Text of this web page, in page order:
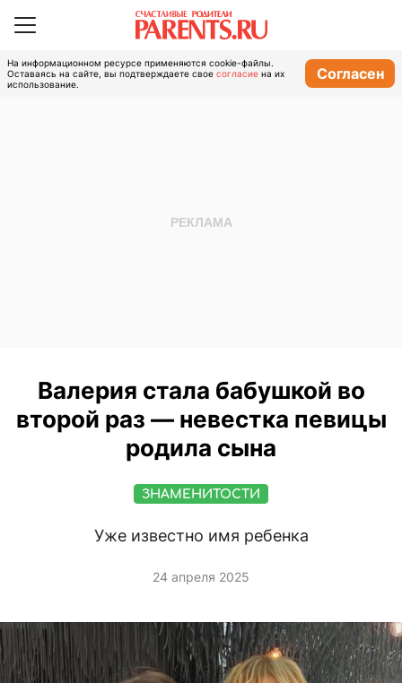
На информационном ресурсе применяются cookie-файлы.
Оставаясь на сайте, вы подтверждаете свое согласие на их
использование.
Согласен
Валерия стала бабушкой во
второй раз — невестка певицы
родила сына
ЗНАМЕНИТОСТИ
Уже известно имя ребенка
24 апреля 2025